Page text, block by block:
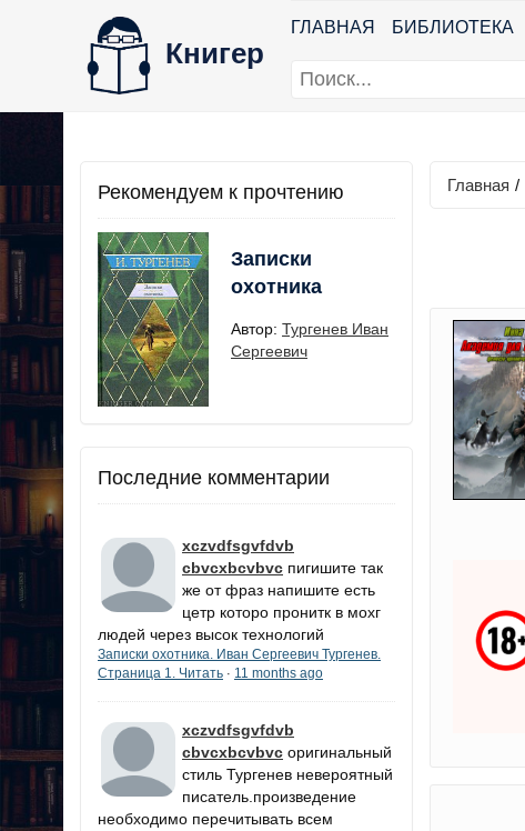
Книгер
ГЛАВНАЯ БИБЛИОТЕКА
Рекомендуем к прочтению
Записки
охотника
Автор: Тургенев Иван
Сергеевич
Последние комментарии
xczvdfsgvfdvb
cbvcxbcvbvc пигишите так
же от фраз напишите есть
цетр которо пронитк в мохг
людей через высок технологий
Записки охотника. Иван Сергеевич Тургенев.
Страница 1. Читать · 11 months ago
xczvdfsgvfdvb
cbvcxbcvbvc оригинальный
стиль Тургенев невероятный
писатель.произведение
необходимо перечитывать всем
Главная /